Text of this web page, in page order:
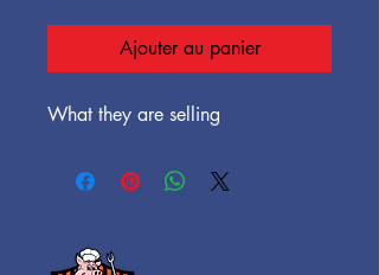
Ajouter au panier
What they are selling